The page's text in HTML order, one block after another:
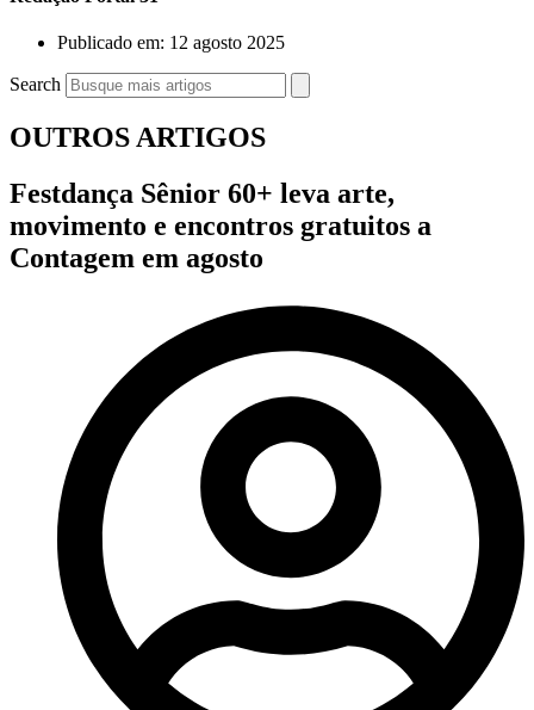
Publicado em: 12 agosto 2025
Search
OUTROS ARTIGOS
Festdança Sênior 60+ leva arte,
movimento e encontros gratuitos a
Contagem em agosto